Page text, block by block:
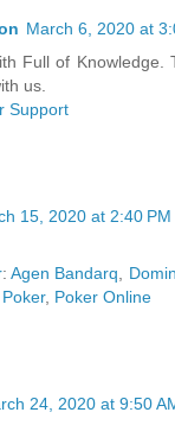
March 6, 2020 at
Full of Knowledge.
us.
Support
15, 2020 at 2:40 PM
:Agen Bandarq
Poker, Poker Online
24, 2020 at 9:50